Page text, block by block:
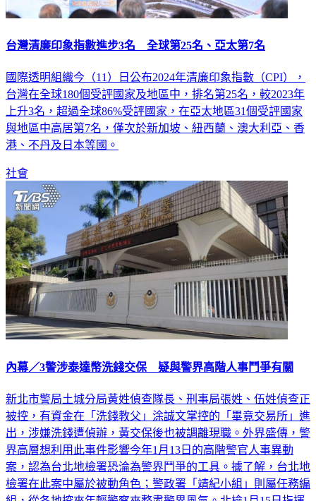
台灣清廉印象指數進步3名 全球第25名、亞太第7名
國際透明組織今（11）日公布2024年清廉印象指數（CPI），
台灣在全球180個受評國家及地區中，排名第25名，較2023年
上升3名，超過全球86%受評國家，在亞太地區31個受評國家
與地區中高居第7名，僅次於新加坡、紐西蘭、澳大利亞、香
港、不丹及日本等國。
社會
內幕／3警涉泰達幣洗錢交保 疑與警界高階人事鬥爭有關
新北市警局土城分局黃姓偵查隊長、刑事局張姓、伍姓偵查正
被控，有資金在「洗錢教父」涂誠文掌控的「畢竟交易所」進
出，涉嫌洗錢遭偵辦，黃交保後也被調離現職。外界盛傳，警
界高層想利用此事件影響今年1月13日的高階警官人事異動
案，認為台北地檢署恐淪為警界鬥爭的工具。據了解，台北地
檢署在此案中屬於被動角色；警政署「靖紀小組」則屬任務編